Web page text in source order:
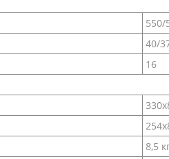
550/
40/
16
8,5